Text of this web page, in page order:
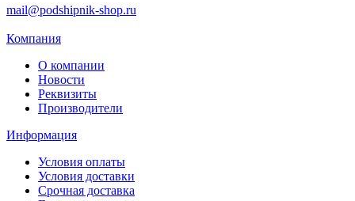
mail@podshipnik-shop.ru
Компания
О компании
Новости
Реквизиты
Производители
Информация
Условия оплаты
Условия доставки
Срочная доставка